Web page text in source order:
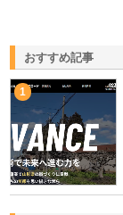
おすすめ記事
1